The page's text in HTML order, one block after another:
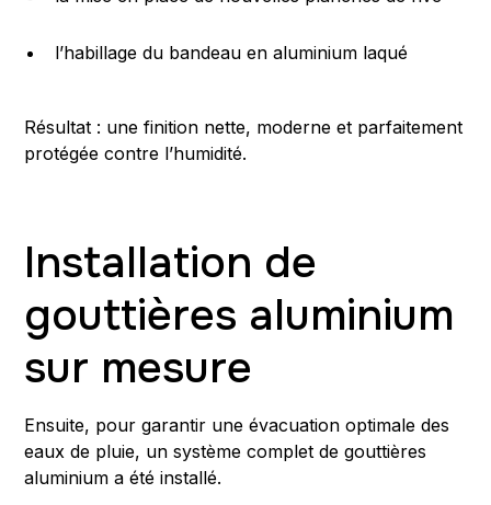
l’habillage du bandeau en aluminium laqué
Résultat : une finition nette, moderne et parfaitement
protégée contre l’humidité.
Installation de
gouttières aluminium
sur mesure
Ensuite, pour garantir une évacuation optimale des
eaux de pluie, un système complet de gouttières
aluminium a été installé.